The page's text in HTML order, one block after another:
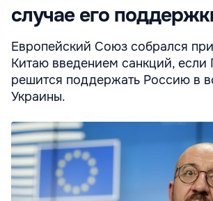
случае его
Европейский Союз собрался
Китаю введением санкций, если
решится поддержать Россию в
Украины.